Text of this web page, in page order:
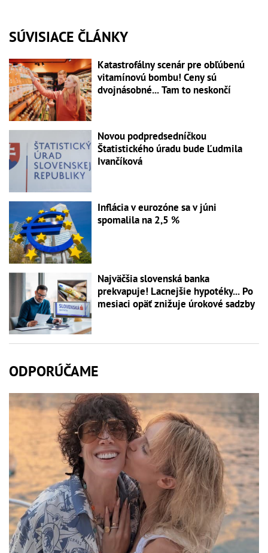
SÚVISIACE ČLÁNKY
Katastrofálny scenár pre obľúbenú
vitamínovú bombu! Ceny sú
dvojnásobné... Tam to neskončí
Novou podpredsedníčkou
Štatistického úradu bude Ľudmila
Ivančíková
Inflácia v eurozóne sa v júni
spomalila na 2,5 %
Najväčšia slovenská banka
prekvapuje! Lacnejšie hypotéky... Po
mesiaci opäť znižuje úrokové sadzby
ODPORÚČAME